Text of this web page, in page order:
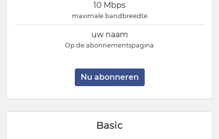
10 Mbps
maximale bandbreedte
uw naam
Op de abonnementspagina
Nu abonneren
Basic